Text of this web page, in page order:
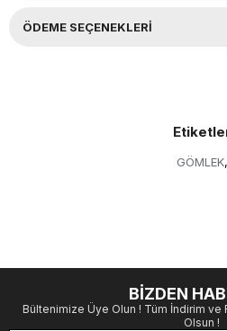
ÖDEME SEÇENEKLERI
GÖMLEK,
BİZDEN
Bültenimize Üye Olun ! Tüm İndirim ve
Olsun !